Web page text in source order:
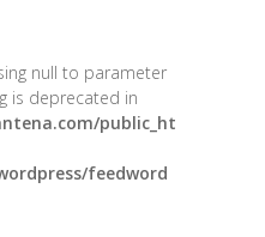
null to parameter
is deprecated in
public_ht
feedword